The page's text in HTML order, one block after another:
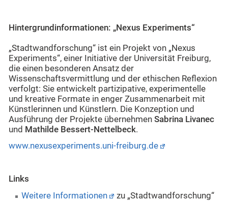
Hintergrundinformationen: „Nexus Experiments“
„Stadtwandforschung“ ist ein Projekt von „Nexus
Experiments“, einer Initiative der Universität Freiburg,
die einen besonderen Ansatz der
Wissenschaftsvermittlung und der ethischen Reflexion
verfolgt: Sie entwickelt partizipative, experimentelle
und kreative Formate in enger Zusammenarbeit mit
Künstlerinnen und Künstlern. Die Konzeption und
Ausführung der Projekte übernehmen Sabrina Livanec
und Mathilde Bessert-Nettelbeck.
www.nexusexperiments.uni-freiburg.de
Links
Weitere Informationen
zu „Stadtwandforschung“